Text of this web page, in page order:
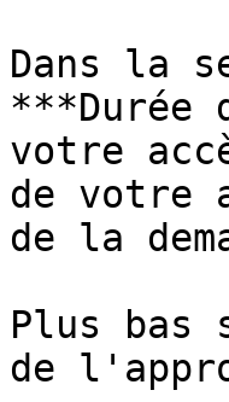
Dans la
***Durée
votre
de votre
de la
Plus bas
de